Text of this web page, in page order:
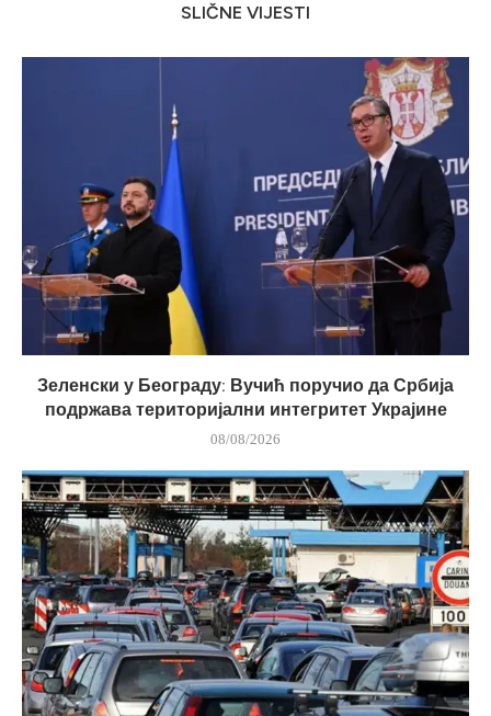
SLIČNE VIJESTI
Зеленски у Београду: Вучић поручио да Србија
подржава територијални интегритет Украјине
08/08/2026